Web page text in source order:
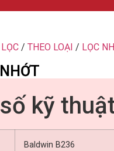
/ THEO LOẠI / LỌC
kỹ
Baldwin B236